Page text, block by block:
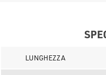
LUNGHEZZA